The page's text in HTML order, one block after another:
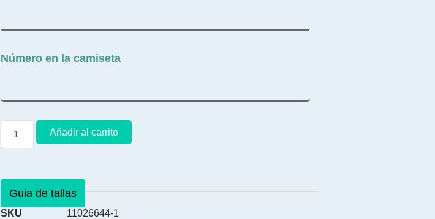
Número en la camiseta
Añadir al carrito
Guia de tallas
SKU
11026644-1